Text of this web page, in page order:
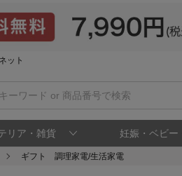
ット
リア・雑貨 妊娠・ベビー
ギフト 調理家電/生活家電